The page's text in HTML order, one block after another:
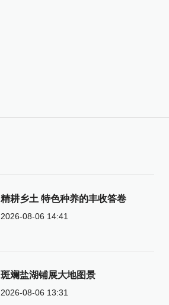
精耕乡土 特色种养的丰收答卷
2026-08-06 14:41
斑斓盐湖铺展大地图景
2026-08-06 13:31